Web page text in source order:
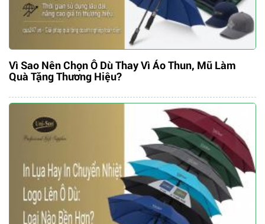
Vì Sao Nên Chọn Ô Dù Thay Vì Áo Thun, Mũ Làm
Quà Tặng Thương Hiệu?